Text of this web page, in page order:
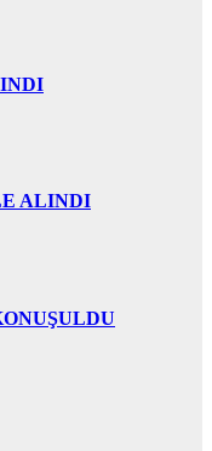
ALINDI